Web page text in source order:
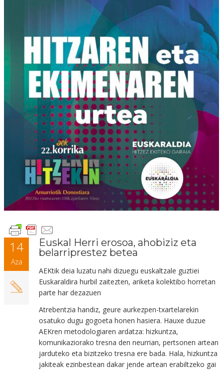
14
Aza
Euskal Herri erosoa, ahobiziz eta
belarriprestez betea
AEKtik deia luzatu nahi dizuegu euskaltzale guztiei
Euskaraldira hurbil zaitezten, ariketa kolektibo horretan
parte har dezazuen
Atrebentzia handiz, geure aurkezpen-txartelarekin
osatuko dugu gogoeta honen hasiera. Hauxe duzue
AEKren metodologiaren ardatza: hizkuntza,
komunikaziorako tresna den neurrian, pertsonen artean
jarduteko eta bizitzeko tresna ere bada. Hala, hizkuntza
jakiteak ezinbestean dakar jende artean erabiltzeko gai